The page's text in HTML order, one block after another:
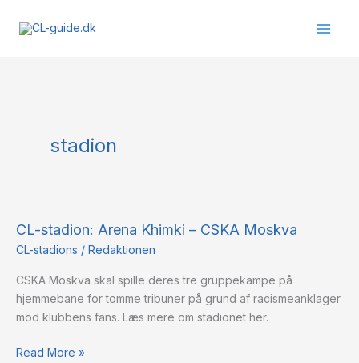
stadion
CL-stadion: Arena Khimki – CSKA Moskva
CL-stadions / Redaktionen
CSKA Moskva skal spille deres tre gruppekampe på
hjemmebane for tomme tribuner på grund af racismeanklager
mod klubbens fans. Læs mere om stadionet her.
CL-
stadion:
Khimki
–
CSKA
Read More »